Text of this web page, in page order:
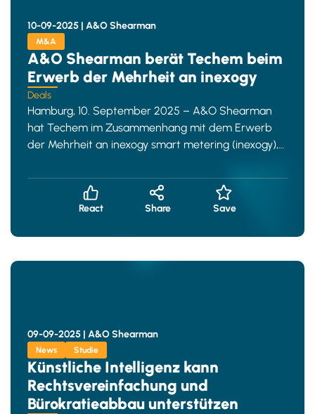
10-09-2025 | A&O Shearman
M&A
A&O Shearman berät Techem beim
Erwerb der Mehrheit an inexogy
Deals
Hamburg, 10. September 2025 – A&O Shearman
hat Techem im Zusammenhang mit dem Erwerb
der Mehrheit an inexogy smart metering (inexogy),
React Share Save
09-09-2025 | A&O Shearman
News Studie
Künstliche Intelligenz kann
Rechtsvereinfachung und
Bürokratieabbau unterstützen